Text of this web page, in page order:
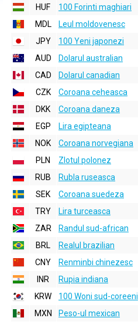
HUF
100 Forinti maghiari
MDL
Leul moldovenesc
JPY
100 Yeni japonezi
AUD
Dolarul australian
CAD
Dolarul canadian
CZK
Coroana ceheasca
DKK
Coroana daneza
EGP
Lira egipteana
NOK
Coroana norvegiana
PLN
Zlotul polonez
RUB
Rubla ruseasca
SEK
Coroana suedeza
TRY
Lira turceasca
ZAR
Randul sud-african
BRL
Realul brazilian
CNY
Renminbi chinezesc
INR
Rupia indiana
KRW
100 Woni sud-coreeni
MXN
Peso-ul mexican